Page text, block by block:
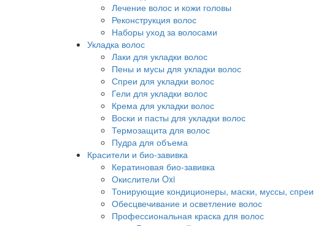
Лечение волос и кожи головы
Реконструкция волос
Наборы уход за волосами
Укладка волос
Лаки для укладки волос
Пены и мусы для укладки волос
Спреи для укладки волос
Гели для укладки волос
Крема для укладки волос
Воски и пасты для укладки волос
Термозащита для волос
Пудра для объема
Красители и био-завивка
Кератиновая био-завивка
Окислители Oxi
Тонирующие кондиционеры, маски, муссы, спреи
Обесцвечивание и осветление волос
Профессиональная краска для волос